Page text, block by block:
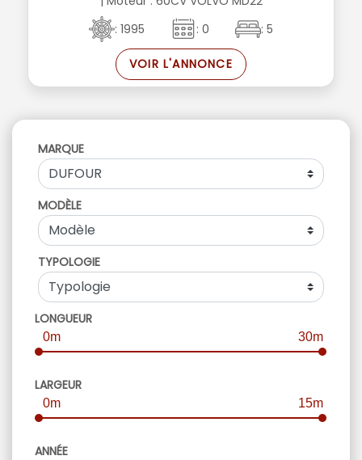
: 1995
: 0 : 5
VOIR L'ANNONCE
MARQUE
MODÈLE
TYPOLOGIE
LONGUEUR
0m 30m
LARGEUR
0m 15m
ANNÉE